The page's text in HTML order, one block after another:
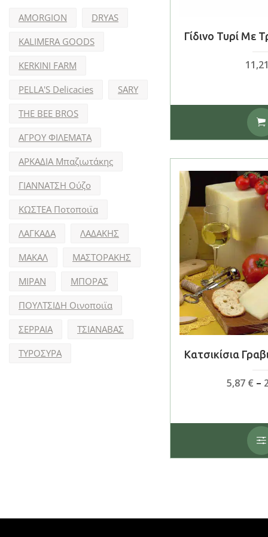
AMORGION
DRYAS
KALIMERA GOODS
KERKINI FARM
PELLA'S Delicacies
SARY
THE BEE BROS
ΑΓΡΟΥ ΦΙΛΕΜΑΤΑ
ΑΡΚΑΔΙΑ Μπαζιωτάκης
ΓΙΑΝΝΑΤΣΗ Ούζο
ΚΩΣΤΕΑ Ποτοποιϊα
ΛΑΓΚΑΔΑ
ΛΑΔΑΚΗΣ
ΜΑΚΑΛ
ΜΑΣΤΟΡΑΚΗΣ
ΜΙΡΑΝ
ΜΠΟΡΑΣ
ΠΟΥΛΤΣΙΔΗ Οινοποιϊα
ΣΕΡΡΑΙΑ
ΤΣΙΑΝΑΒΑΣ
ΤΥΡΟΣΥΡΑ
Γίδινο Τυρί Με
11,21
Κατσικίσια
5,87 € –